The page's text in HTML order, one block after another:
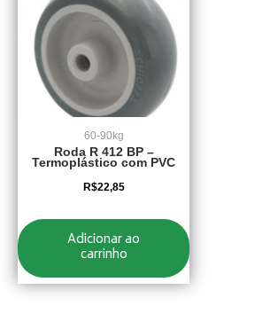
60-90kg
Roda R 412 BP –
Termoplástico com PVC
R$22,85
Adicionar ao
carrinho